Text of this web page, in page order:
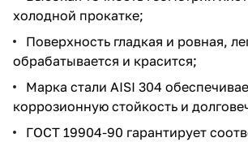
холодной прокатке;
Поверхность гладкая и ровная,
обрабатывается и красится;
Марка стали AISI 304
коррозионную стойкость и
ГОСТ 19904-90 гарантирует